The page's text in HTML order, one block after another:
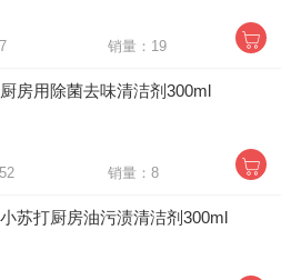
77 销量：19
房用除菌去味清洁剂300ml
152 销量：8
苏打厨房油污渍清洁剂300ml